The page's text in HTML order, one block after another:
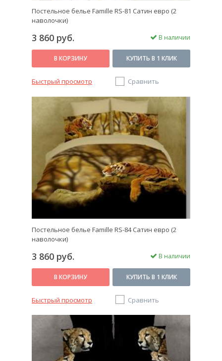
Постельное белье Famille RS-81 Сатин евро (2
наволочки)
3 860 руб. В наличии
В КОРЗИНУ КУПИТЬ В 1 КЛИК
Быстрый просмотр Сравнить
Постельное белье Famille RS-84 Сатин евро (2
наволочки)
3 860 руб. В наличии
В КОРЗИНУ КУПИТЬ В 1 КЛИК
Быстрый просмотр Сравнить